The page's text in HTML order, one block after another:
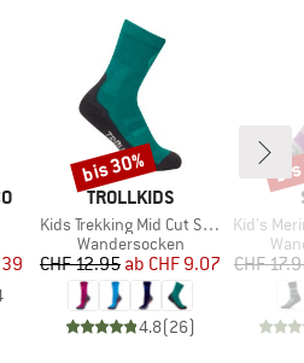
Preis
MARKE
TROLLKIDS
Artikel
Kids Trekking Mid Cut Socks II 2-Pack
Produktgruppe
Wandersocken
Preis
CHF 12.95 reduzierter Preis
ab CHF 9.07
4.8(26)
Rabatt
bis 30%
Artikel
Kid's Merino
CHF